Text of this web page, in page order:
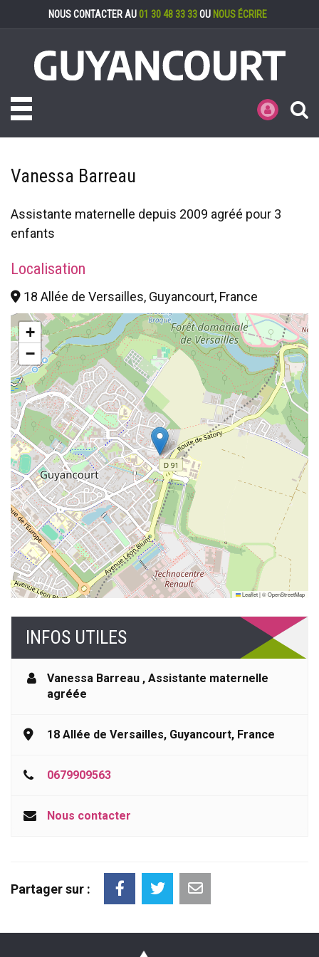
NOUS CONTACTER AU 01 30 48 33 33OU NOUS ÉCRIRE
Toggle navigation MES
Vanessa Barreau
Assistante maternelle depuis 2009 agréé pour 3
enfants
Localisation
18 Allée de Versailles, Guyancourt, France
+
−
Leaflet|©OpenStreetMap
INFOS UTILES
Vanessa Barreau , Assistante maternelle
agréée
18 Allée de Versailles, Guyancourt, France
0679909563
Nous contacter
Partager sur :